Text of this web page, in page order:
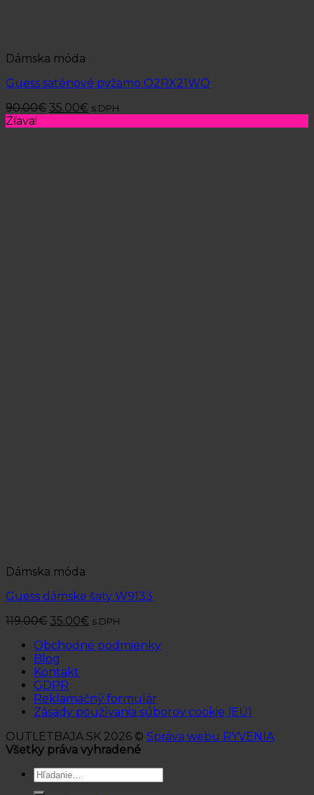
Dámska móda
Guess saténové pyžamo O2RX21WO
90.00€ 35.00€ s DPH
Zľava!
Dámska móda
Guess dámske šaty W9133
119.00€ 35.00€ s DPH
Obchodné podmienky
Blog
Kontakt
GDPR
Reklamačný formulár
Zásady používania súborov cookie (EÚ)
OUTLETBAJA.SK 2026 © Správa webu RYVENIA
Všetky práva vyhradené
Hľadať: